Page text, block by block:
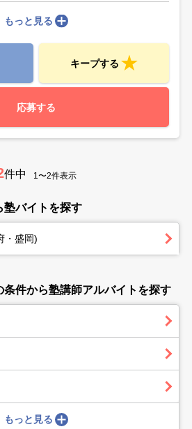
もっと見る
キープする
応募する
件中 1〜2件表示
塾バイトを探す
・盛岡)
件から塾講師アルバイトを探す
もっと見る